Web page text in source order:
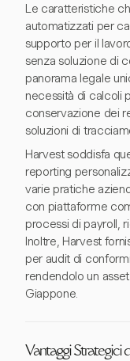
Le caratteristiche
automatizzati per
supporto per il
senza soluzione di
panorama legale
necessità di calcoli
conservazione dei
soluzioni di
Harvest soddisfa
reporting
varie pratiche
con piattaforme
processi di payroll,
Inoltre, Harvest
per audit di
rendendolo un
Giappone.
Vantaggi Strategici